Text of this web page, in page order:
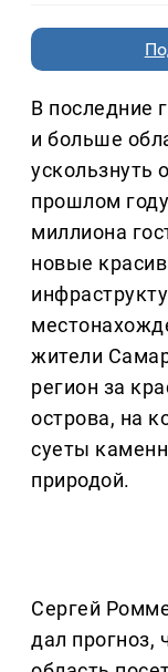
В последние
и больше
ускользнуть
прошлом
миллиона
новые
жители
регион за
острова, на
суеты
природой.
Сергей
дал прогноз,